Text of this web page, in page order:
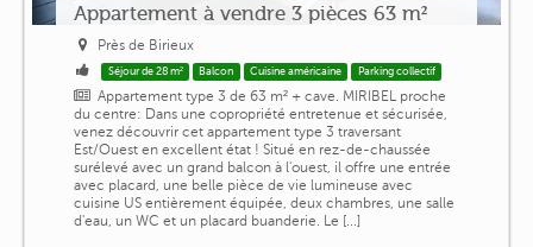
Appartement à vendre 3 pièces 63 m²
Près de Birieux
Séjour de 28 m² Balcon Cuisine américaine Parking collectif
Appartement type 3 de 63 m² + cave. MIRIBEL proche
du centre: Dans une copropriété entretenue et sécurisée,
venez découvrir cet appartement type 3 traversant
Est/Ouest en excellent état ! Situé en rez-de-chaussée
surélevé avec un grand balcon à l'ouest, il offre une entrée
avec placard, une belle pièce de vie lumineuse avec
cuisine US entièrement équipée, deux chambres, une salle
d'eau, un WC et un placard buanderie. Le [...]